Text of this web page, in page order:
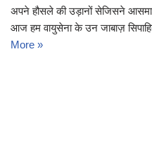
अपने हौसले की उड़ानों सेजिसने
आज हम वायुसेना के उन जाबाज़
More »